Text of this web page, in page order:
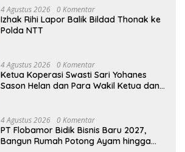
4 Agustus 2026 0 Komentar
Izhak Rihi Lapor Balik Bildad Thonak ke
Polda NTT
4 Agustus 2026 0 Komentar
Ketua Koperasi Swasti Sari Yohanes
Sason Helan dan Para Wakil Ketua dan
Menyambut Sukacita
4 Agustus 2026 0 Komentar
PT Flobamor Bidik Bisnis Baru 2027,
Bangun Rumah Potong Ayam hingga